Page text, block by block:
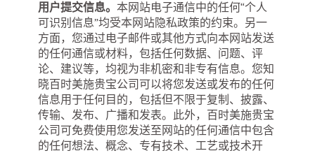
用户提交信息。 本网站电子通信中的任何“个人
可识别信息”均受本网站隐私政策的约束。另一
方面，您通过电子邮件或其他方式向本网站发送
的任何通信或材料，包括任何数据、问题、评
论、建议等，均视为非机密和非专有信息。您知
晓百时美施贵宝公司可以将您发送或发布的任何
信息用于任何目的，包括但不限于复制、披露、
传输、发布、广播和发表。此外，百时美施贵宝
公司可免费使用您发送至网站的任何通信中包含
的任何想法、概念、专有技术、工艺或技术开